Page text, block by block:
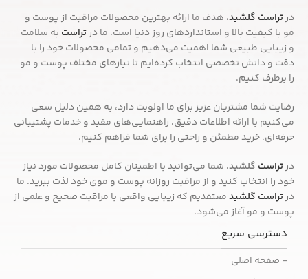
درتراست گلشید، هدف ما ارائه بهترین محصولات مراقبت از پوست و
مو با کیفیت بالا و استانداردهای روز دنیا است. ما درتراست به سلامت
و زیبایی طبیعی شما اهمیت می‌دهیم و تمامی محصولات خود را با
دقت و دانش تخصصی انتخاب کرده‌ایم تا نیازهای مختلف پوست و مو
را برطرف کنیم.
رضایت شما مشتریان عزیز برای ما اولویت دارد، به همین دلیل سعی
می‌کنیم با ارائه اطلاعات دقیق، راهنمایی‌های مفید و خدمات پشتیبانی
حرفه‌ای، خرید مطمئن و راحتی را برای شما فراهم کنیم.
درتراست گلشید، شما می‌توانید با اطمینان کامل محصولات مورد نیاز
خود را انتخاب کنید و از مراقبت روزانه پوست و موی خود لذت ببرید. ما
درتراست گلشیدمعتقدیم که زیبایی واقعی با مراقبت صحیح و علمی از
پوست و مو آغاز می‌شود.
دسترسی سریع
- صفحه اصلی